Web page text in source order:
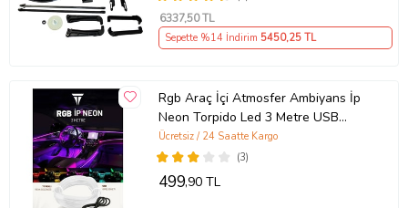
6337,50 TL
Sepette %14 İndirim 5450,25 TL
Rgb Araç İçi Atmosfer Ambiyans İp
Neon Torpido Led 3 Metre USB
Girişli
(3)
Ücretsiz / 24 Saatte Kargo
499,90 TL